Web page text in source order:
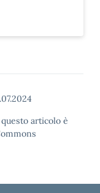
articolo è